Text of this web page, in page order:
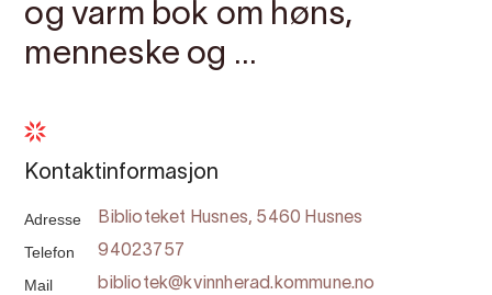
og varm bok om høns,
menneske og ...
Kontaktinformasjon
Adresse Biblioteket Husnes, 5460 Husnes
Telefon 94023757
Mail bibliotek@kvinnherad.kommune.no